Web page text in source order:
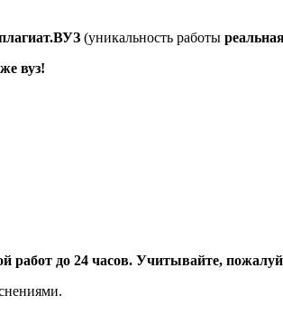
(уникальность работы
вуз!
работ до 24 часов. Учитывайте,